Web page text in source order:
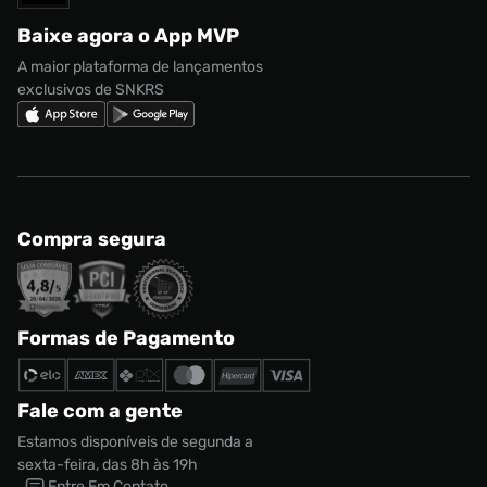
CONTINUAR COMPRANDO
Tamanho:34
ADICIONAR AO CARRINHO
Nike Shox
Regulamento CRM/ CASHBACK
Regulamento Cupom
Baixe agora o App MVP
A maior plataforma de lançamentos
exclusivos de SNKRS
Compra segura
Formas de Pagamento
Fale com a gente
Estamos disponíveis de segunda a
sexta-feira, das 8h às 19h